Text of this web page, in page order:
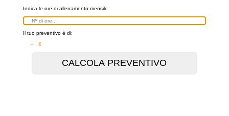
Indica le ore di allenamento mensili:
Il tuo preventivo è di:
– €